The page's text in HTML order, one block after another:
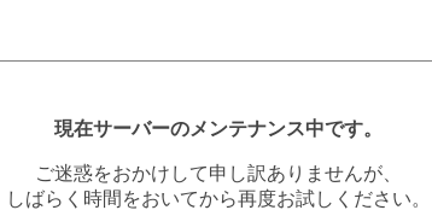
現在サーバーのメンテナンス中です。
ご迷惑をおかけして申し訳ありませんが、
しばらく時間をおいてから再度お試しください。